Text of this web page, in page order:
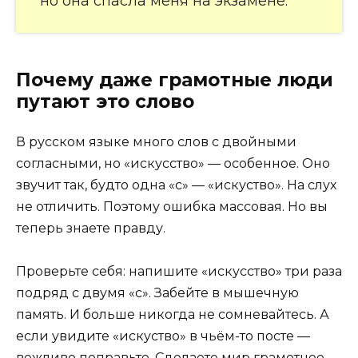
Почему даже грамотные люди
путают это слово
В русском языке много слов с двойными
согласными, но «искусство» — особенное. Оно
звучит так, будто одна «с» — «искуство». На слух
не отличить. Поэтому ошибка массовая. Но вы
теперь знаете правду.
Проверьте себя: напишите «искусство» три раза
подряд с двумя «с». Забейте в мышечную
память. И больше никогда не сомневайтесь. А
если увидите «искуство» в чьём-то посте —